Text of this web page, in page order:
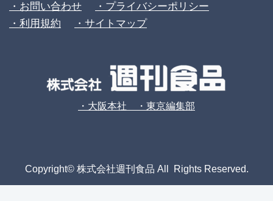
・お問い合わせ
・プライバシーポリシー
・利用規約
・サイトマップ
・大阪本社 ・東京編集部
Copyright© 株式会社週刊食品 All Rights Reserved.